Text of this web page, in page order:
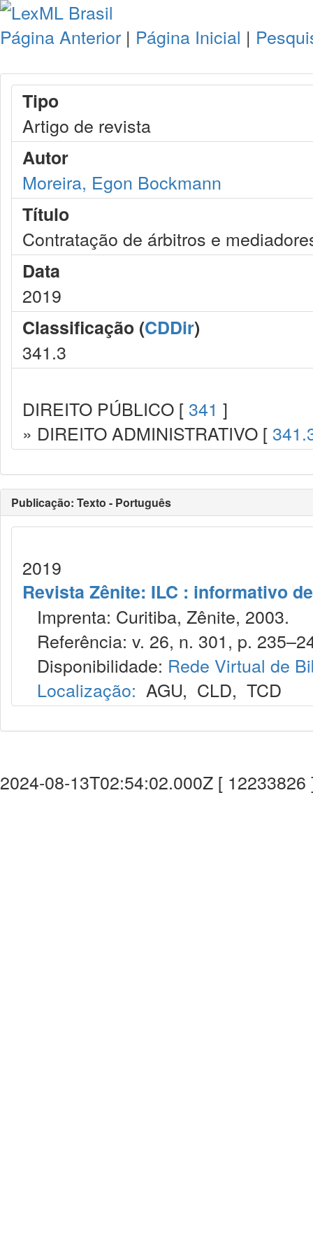
Página Anterior | Página Inicial |
Tipo
Artigo de revista
Autor
Moreira, Egon Bockmann
Título
Contratação de árbitros e
Data
2019
Classificação (CDDir)
341.3
DIREITO PÚBLICO [ 341 ]
» DIREITO ADMINISTRATIVO [
Publicação: Texto - Português
2019
Revista Zênite: ILC : informativo
Imprenta: Curitiba, Zênite, 2003.
Referência: v. 26, n. 301, p.
Disponibilidade: Rede Virtual de
Localização: AGU, CLD, TCD
2024-08-13T02:54:02.000Z [ 12233826